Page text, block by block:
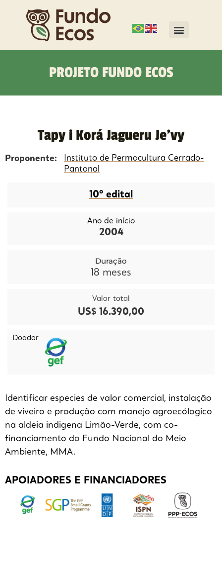
PROJETO FUNDO ECOS
Tapy i Korá Jagueru Je’vy
Proponente:
Instituto de Permacultura Cerrado-
Pantanal
10º edital
Ano de início
2004
Duração
18 meses
Valor total
US$ 16.390,00
Doador
Identificar especies de valor comercial, instalação
de viveiro e produção com manejo agroecólogico
na aldeia indigena Limão-Verde, com co-
financiamento do Fundo Nacional do Meio
Ambiente, MMA.
APOIADORES E FINANCIADORES